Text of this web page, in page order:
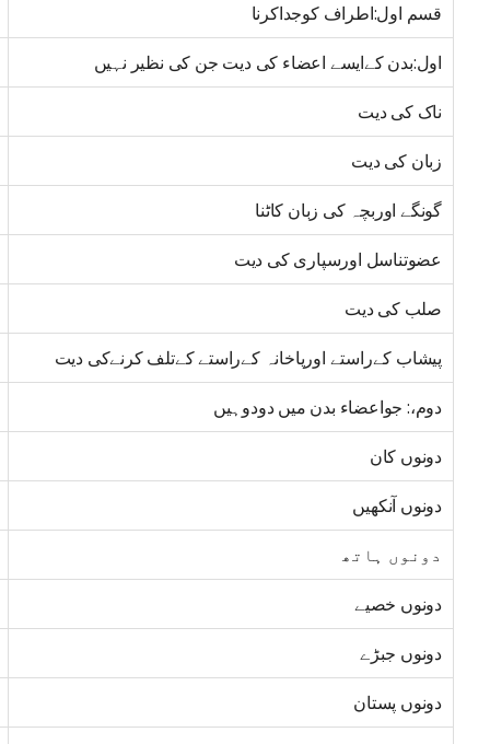
قسم اول:اطراف کوجداکرنا
اول:بدن کےایسے اعضاء کی دیت جن کی نظیر نہیں
ناک کی دیت
زبان کی دیت
گونگے اوربچہ کی زبان کاٹنا
عضوتناسل اورسپاری کی دیت
صلب کی دیت
پیشاب کےراستے اورپاخانہ کےراستے کےتلف کرنےکی دیت
دوم،: جواعضاء بدن میں دودوہیں
دونوں کان
دونوں آنکھیں
دونوں ہاتھ
دونوں خصیے
دونوں جبڑے
دونوں پستان